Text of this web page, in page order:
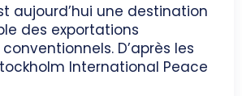
aujourd’hui une destination
des exportations
D’après les
International Peace